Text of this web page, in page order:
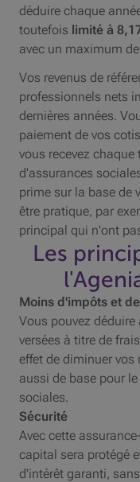
déduire chaque
toutefois limité à
avec un maximum
Vos revenus de
professionnels nets
dernières années.
paiement de vos
vous recevez
d'assurances
prime sur la base de
être pratique, par
principal qui n'ont
Les
Moins d'impôts et
Vous pouvez
versées à titre de
effet de diminuer vos
aussi de base pour
sociales.
Sécurité
Avec cette
capital sera protégé
d'intérêt garanti,